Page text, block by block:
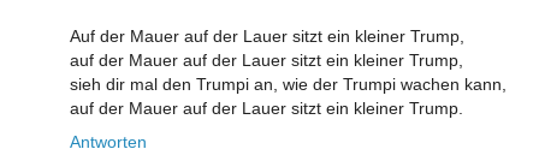
Auf der Mauer auf der Lauer sitzt ein kleiner Trump,
auf der Mauer auf der Lauer sitzt ein kleiner Trump,
sieh dir mal den Trumpi an, wie der Trumpi wachen kann,
auf der Mauer auf der Lauer sitzt ein kleiner Trump.
Antworten